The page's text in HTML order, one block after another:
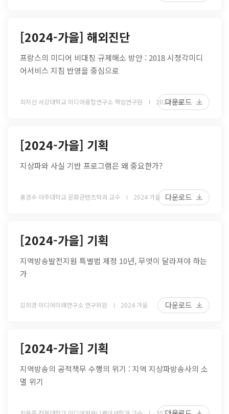
[2024-가을] 해외진단
프랑스의 미디어 비대칭 규제해소 방안 : 2018 시청각미디
어서비스 지침 반영을 중심으로
최지선 서강대학교 미디어융합연구소 책임연구원 2024 가을
다운로드
[2024-가을] 기획
지상파와 사실 기반 프로그램은 왜 중요한가?
홍경수 아주대학교 문화콘텐츠학과 교수 2024 가을 다운로드
[2024-가을] 기획
지역방송발전지원 특별법 제정 10년, 무엇이 달라져야 하는
가
김희경 미디어미래연구소 연구위원 2024 가을 다운로드
[2024-가을] 기획
지역방송의 공적책무 수행의 위기 : 지역 지상파방송사의 소
멸 위기